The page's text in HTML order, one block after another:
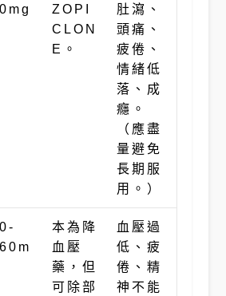
ZOPI
CLON
E。
肚瀉、
頭痛、
疲倦、
情緒低
落、成
癮。
（應盡
量避免
長期服
用。）
本為降
血壓
藥，但
可除部
血壓過
低、疲
倦、精
神不能